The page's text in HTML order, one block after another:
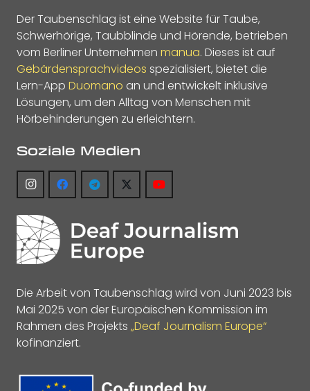
Der Taubenschlag ist eine Website für Taube,
Schwerhörige, Taubblinde und Hörende, betrieben
vom Berliner Unternehmen manua. Dieses ist auf
Gebärdensprachvideos spezialisiert, bietet die
Lern-App Duomano an und entwickelt inklusive
Lösungen, um den Alltag von Menschen mit
Hörbehinderungen zu erleichtern.
Soziale Medien
Die Arbeit von Taubenschlag wird von Juni 2023 bis
Mai 2025 von der Europäischen Kommission im
Rahmen des Projekts „Deaf Journalism Europe“
kofinanziert.